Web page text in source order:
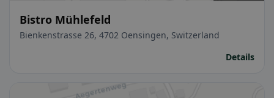
Bistro Mühlefeld
Bienkenstrasse 26, 4702 Oensingen, Switzerland
Details